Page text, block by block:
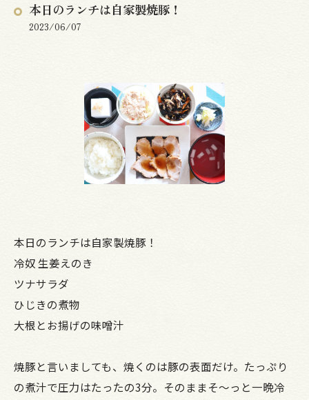
本日のランチは自家製焼豚！
2023/06/07
本日のランチは自家製焼豚！
冷奴 生姜えのき
ツナサラダ
ひじきの煮物
大根とお揚げの味噌汁
焼豚と言いましても、焼くのは豚の表面だけ。たっぷり
の煮汁で圧力はたったの3分。そのままそ～っと一晩冷